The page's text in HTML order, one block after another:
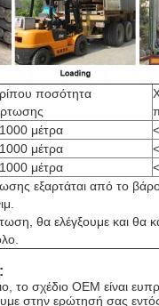
ποσότητα
μέτρα
μέτρα
μέτρα
εξαρτάται από το
θα ελέγξουμε και θα
το σχέδιο OEM είναι
στην ερώτησή σας